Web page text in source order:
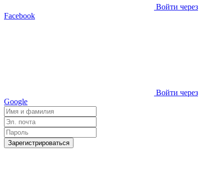
Войти через
Facebook
Войти через
Google
Зарегистрироваться